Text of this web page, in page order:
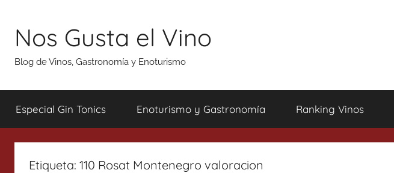
contenido
Nos Gusta el Vino
Blog de Vinos, Gastronomía y Enoturismo
Especial Gin Tonics Enoturismo y Gastronomía Ranking Vinos
Etiqueta: 110 Rosat Montenegro valoracion